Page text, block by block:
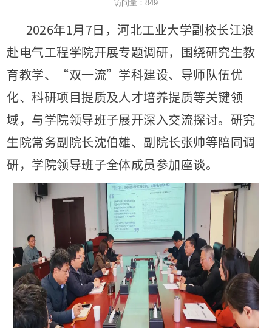
访问量：849
2026年1月7日，河北工业大学副校长江浪
赴电气工程学院开展专题调研，围绕研究生教
育教学、“双一流”学科建设、导师队伍优
化、科研项目提质及人才培养提质等关键领
域，与学院领导班子展开深入交流探讨。研究
生院常务副院长沈伯雄、副院长张帅等陪同调
研，学院领导班子全体成员参加座谈。